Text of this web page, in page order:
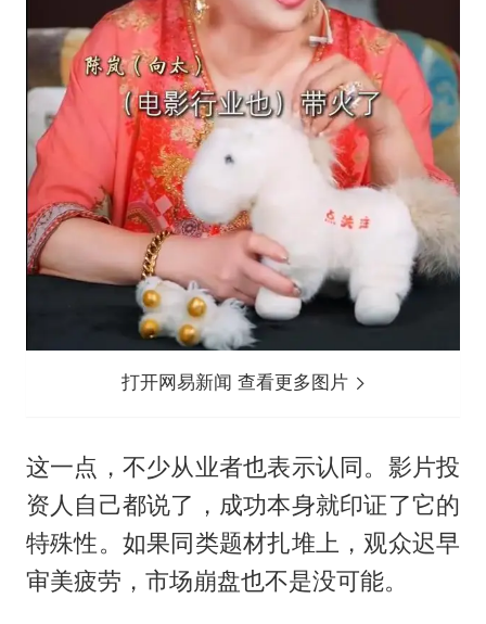
打开网易新闻 查看更多图片
这一点，不少从业者也表示认同。影片投
资人自己都说了，成功本身就印证了它的
特殊性。如果同类题材扎堆上，观众迟早
审美疲劳，市场崩盘也不是没可能。